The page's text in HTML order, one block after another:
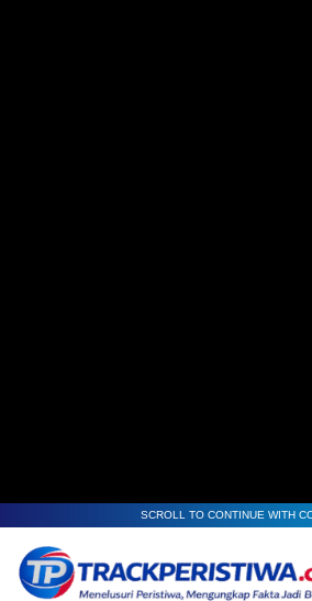
SCROLL TO CONTINUE WITH